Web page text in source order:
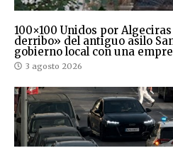
100×100 Unidos por
derribo» del antiguo asilo
gobierno local con una
3 agosto 2026